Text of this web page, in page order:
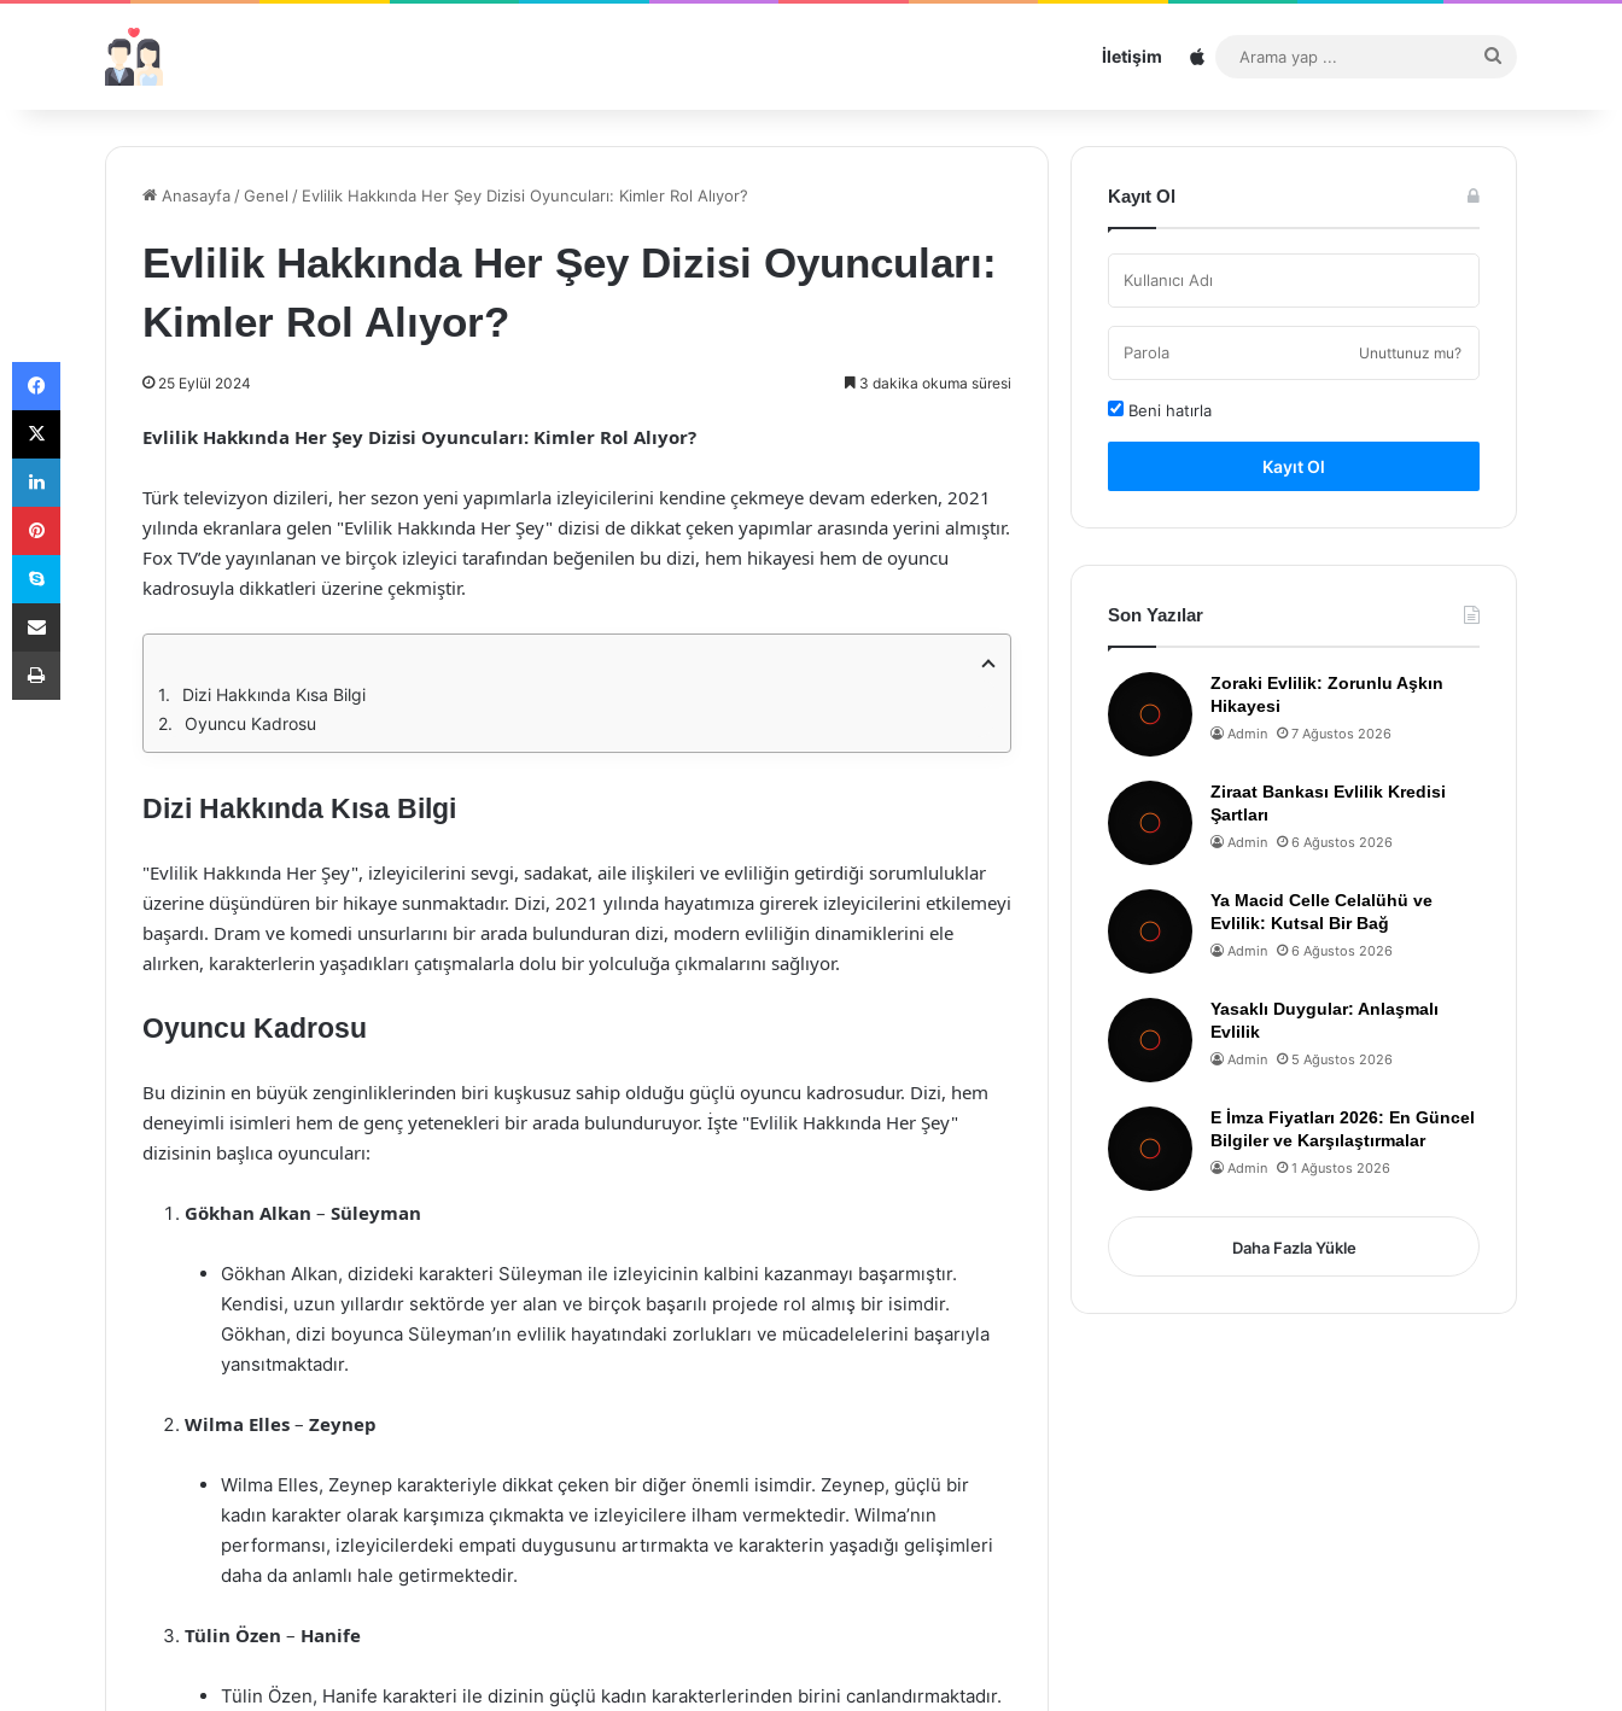
İletişim Sitemap
...
Anasayfa /Genel / Evlilik Hakkında Her Şey Dizisi Oyuncuları: Kimler Rol Alıyor?
Evlilik Hakkında Her Şey Dizisi Oyuncuları:
Kimler Rol Alıyor?
25 Eylül 2024 3 dakika okuma süresi
Evlilik Hakkında Her Şey Dizisi Oyuncuları: Kimler Rol Alıyor?
Türk televizyon dizileri, her sezon yeni yapımlarla izleyicilerini kendine çekmeye devam ederken, 2021
yılında ekranlara gelen "Evlilik Hakkında Her Şey" dizisi de dikkat çeken yapımlar arasında yerini almıştır.
Fox TV’de yayınlanan ve birçok izleyici tarafından beğenilen bu dizi, hem hikayesi hem de oyuncu
kadrosuyla dikkatleri üzerine çekmiştir.
Dizi Hakkında Kısa Bilgi
Oyuncu Kadrosu
Dizi Hakkında Kısa Bilgi
"Evlilik Hakkında Her Şey", izleyicilerini sevgi, sadakat, aile ilişkileri ve evliliğin getirdiği sorumluluklar
üzerine düşündüren bir hikaye sunmaktadır. Dizi, 2021 yılında hayatımıza girerek izleyicilerini etkilemeyi
başardı. Dram ve komedi unsurlarını bir arada bulunduran dizi, modern evliliğin dinamiklerini ele
alırken, karakterlerin yaşadıkları çatışmalarla dolu bir yolculuğa çıkmalarını sağlıyor.
Oyuncu Kadrosu
Bu dizinin en büyük zenginliklerinden biri kuşkusuz sahip olduğu güçlü oyuncu kadrosudur. Dizi, hem
deneyimli isimleri hem de genç yetenekleri bir arada bulunduruyor. İşte "Evlilik Hakkında Her Şey"
dizisinin başlıca oyuncuları:
Gökhan Alkan – Süleyman
Gökhan Alkan, dizideki karakteri Süleyman ile izleyicinin kalbini kazanmayı başarmıştır.
Kendisi, uzun yıllardır sektörde yer alan ve birçok başarılı projede rol almış bir isimdir.
Gökhan, dizi boyunca Süleyman’ın evlilik hayatındaki zorlukları ve mücadelelerini başarıyla
yansıtmaktadır.
Wilma Elles – Zeynep
Wilma Elles, Zeynep karakteriyle dikkat çeken bir diğer önemli isimdir. Zeynep, güçlü bir
kadın karakter olarak karşımıza çıkmakta ve izleyicilere ilham vermektedir. Wilma’nın
performansı, izleyicilerdeki empati duygusunu artırmakta ve karakterin yaşadığı gelişimleri
daha da anlamlı hale getirmektedir.
Tülin Özen – Hanife
Tülin Özen, Hanife karakteri ile dizinin güçlü kadın karakterlerinden birini canlandırmaktadır.
Kayıt Ol
Unuttunuz mu?
Beni hatırla
Kayıt Ol
Son Yazılar
Zoraki Evlilik: Zorunlu Aşkın
Hikayesi
Admin 7 Ağustos 2026
Ziraat Bankası Evlilik Kredisi
Şartları
Admin 6 Ağustos 2026
Ya Macid Celle Celalühü ve
Evlilik: Kutsal Bir Bağ
Admin 6 Ağustos 2026
Yasaklı Duygular: Anlaşmalı
Evlilik
Admin 5 Ağustos 2026
E İmza Fiyatları 2026: En Güncel
Bilgiler ve Karşılaştırmalar
Admin 1 Ağustos 2026
Daha Fazla Yükle
Facebook
X
LinkedIn
Pinterest
Skype
E-Posta ile paylaş